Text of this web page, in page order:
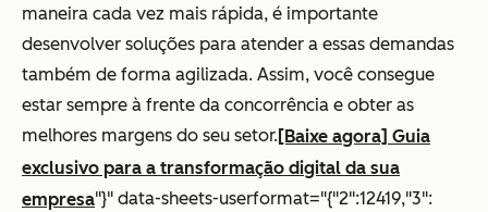
maneira cada vez mais rápida, é importante
desenvolver soluções para atender a essas demandas
também de forma agilizada. Assim, você consegue
estar sempre à frente da concorrência e obter as
melhores margens do seu setor.[Baixe agora] Guia
exclusivo para a transformação digital da sua
empresa"}" data-sheets-userformat="{"2":12419,"3":